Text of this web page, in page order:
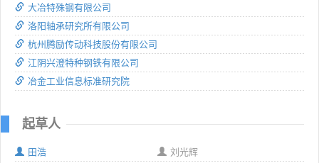
大冶特殊钢有限公司
洛阳轴承研究所有限公司
杭州腾励传动科技股份有限公司
江阴兴澄特种钢铁有限公司
冶金工业信息标准研究院
起草人
田浩
刘光辉